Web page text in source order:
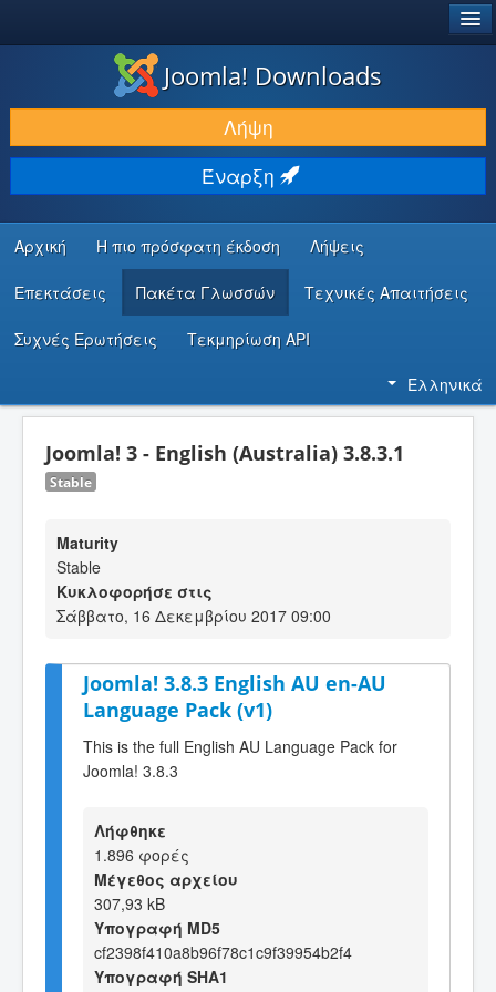
ΛΉΨΕΙΣ & ΕΠΕΚΤΆΣΕΙΣ
ΕΎΡΕΣΗ & ΜΆΘΗΣΗ
ΚΟΙΝΌΤΗΤΑ & ΥΠΟΣΤΉΡΙΞΗ
ΠΌΡΟΙ ΠΡΟΓΡΑΜΜΑΤΙΣΤΏΝ
Joomla! Downloads
Λήψη
Έναρξη
Αρχική Η πιο πρόσφατη έκδοση Λήψεις
Επεκτάσεις Πακέτα Γλωσσών Τεχνικές Απαιτήσεις
Συχνές Ερωτήσεις Τεκμηρίωση API
Ελληνικά
Joomla! 3 - English (Australia) 3.8.3.1
Stable
Maturity
Stable
Κυκλοφορήσε στις
Σάββατο, 16 Δεκεμβρίου 2017 09:00
Joomla! 3.8.3 English AU en-AU
Language Pack (v1)
This is the full English AU Language Pack for
Joomla! 3.8.3
Λήφθηκε
1.896 φορές
Μέγεθος αρχείου
307,93 kB
Υπογραφή MD5
cf2398f410a8b96f78c1c9f39954b2f4
Υπογραφή SHA1